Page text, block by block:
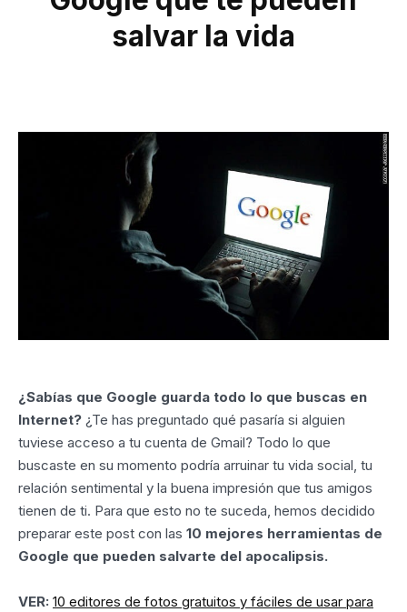
salvar la vida
¿Sabías que Google guarda todo lo que buscas en
Internet? ¿Te has preguntado qué pasaría si alguien
tuviese acceso a tu cuenta de Gmail? Todo lo que
buscaste en su momento podría arruinar tu vida social, tu
relación sentimental y la buena impresión que tus amigos
tienen de ti. Para que esto no te suceda, hemos decidido
preparar este post con las 10 mejores herramientas de
Google que pueden salvarte del apocalipsis.
VER: 10 editores de fotos gratuitos y fáciles de usar para